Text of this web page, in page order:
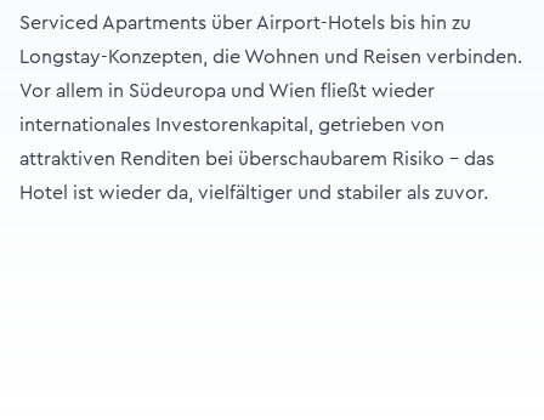
Serviced Apartments über Airport-Hotels bis hin zu
Longstay-Konzepten, die Wohnen und Reisen verbinden.
Vor allem in Südeuropa und Wien fließt wieder
internationales Investorenkapital, getrieben von
attraktiven Renditen bei überschaubarem Risiko – das
Hotel ist wieder da, vielfältiger und stabiler als zuvor.